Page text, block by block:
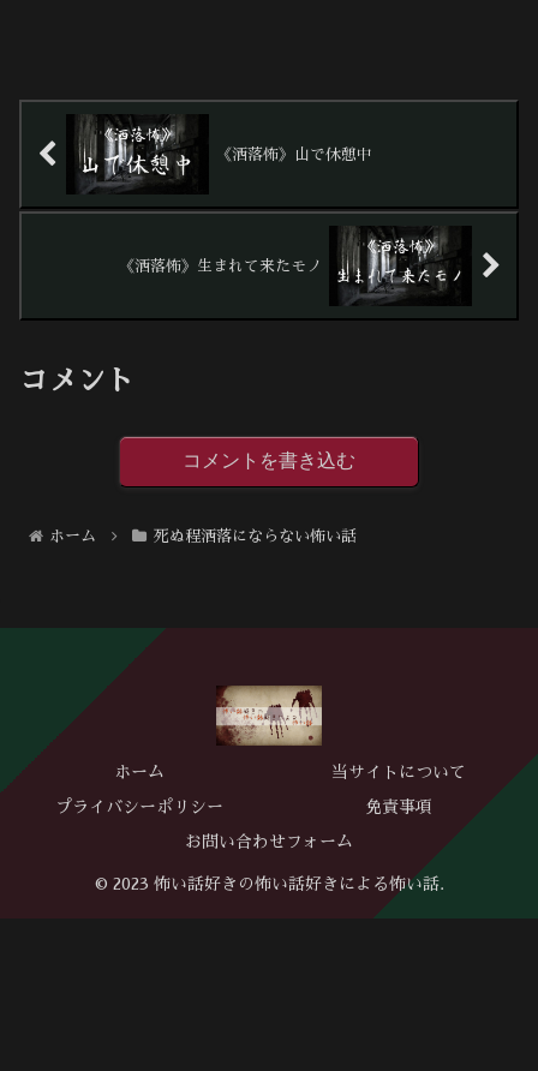
《洒落怖》山で休憩中
《洒落怖》生まれて来たモノ
コメント
コメントを書き込む
ホーム 死ぬ程洒落にならない怖い話
ホーム 当サイトについて
プライバシーポリシー 免責事項
お問い合わせフォーム
© 2023 怖い話好きの怖い話好きによる怖い話.